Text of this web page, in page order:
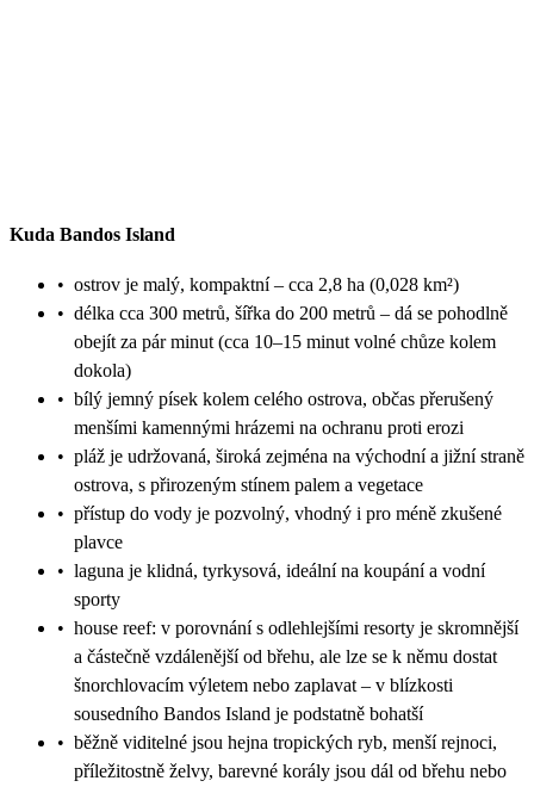
Kuda Bandos Island
• ostrov je malý, kompaktní – cca 2,8 ha (0,028 km²)
• délka cca 300 metrů, šířka do 200 metrů – dá se pohodlně
obejít za pár minut (cca 10–15 minut volné chůze kolem
dokola)
• bílý jemný písek kolem celého ostrova, občas přerušený
menšími kamennými hrázemi na ochranu proti erozi
• pláž je udržovaná, široká zejména na východní a jižní straně
ostrova, s přirozeným stínem palem a vegetace
• přístup do vody je pozvolný, vhodný i pro méně zkušené
plavce
• laguna je klidná, tyrkysová, ideální na koupání a vodní
sporty
• house reef: v porovnání s odlehlejšími resorty je skromnější
a částečně vzdálenější od břehu, ale lze se k němu dostat
šnorchlovacím výletem nebo zaplavat – v blízkosti
sousedního Bandos Island je podstatně bohatší
• běžně viditelné jsou hejna tropických ryb, menší rejnoci,
příležitostně želvy, barevné korály jsou dál od břehu nebo